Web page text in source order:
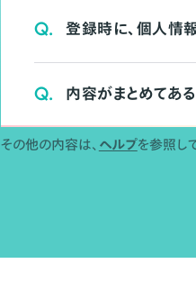
Q. 登録時に、個人情
Q. 内容がまとめてあ
その他の内容は、 ヘルプを参照し